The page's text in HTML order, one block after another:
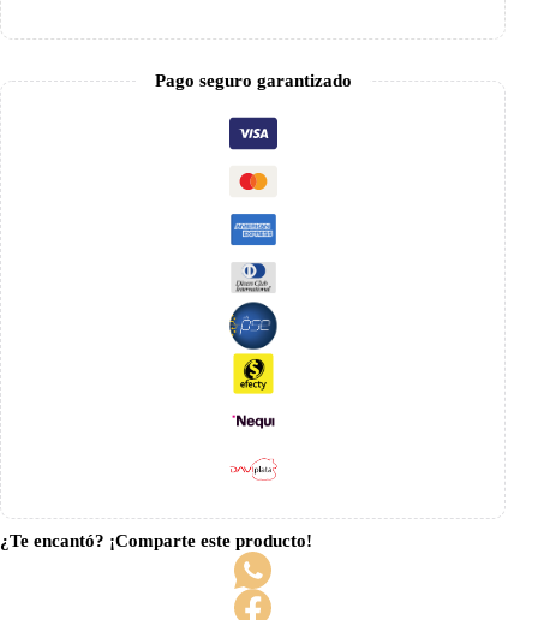
Pago seguro garantizado
¿Te encantó? ¡Comparte este producto!